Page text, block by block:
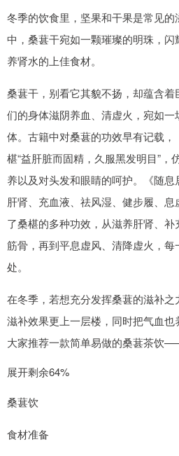
冬季的饮食里，坚果和干果是常见
中，桑葚干宛如一颗璀璨的明珠，
养肾水的上佳食材。
桑葚干，别看它其貌不扬，却蕴含
们的身体滋阴养血、清虚火，宛如
体。古籍中对桑葚的功效早有记载
椹“益肝脏而固精，久服黑发明目”，
养以及对头发和眼睛的呵护。《随
肝肾、充血液、祛风湿、健步履、息
了桑椹的多种功效，从滋养肝肾、
筋骨，再到平息虚风、清降虚火，
处。
在冬季，若想充分发挥桑葚的滋补
滋补效果更上一层楼，同时把气血
大家推荐一款简单易做的桑葚茶饮
展开剩余64%
桑葚饮
食材准备